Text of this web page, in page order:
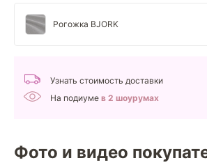
Рогожка BJORK
Узнать стоимость доставки
На подиуме в 2 шоурумах
Фото и видео